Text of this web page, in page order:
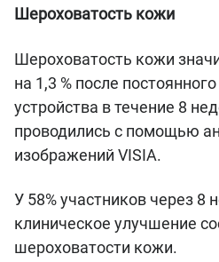
Шероховатость кожи
Шероховатость кожи
на 1,3 % после
устройства в течение 8
проводились с помощью
изображений VISIA.
У 58% участников через 8
клиническое улучшение
шероховатости кожи.